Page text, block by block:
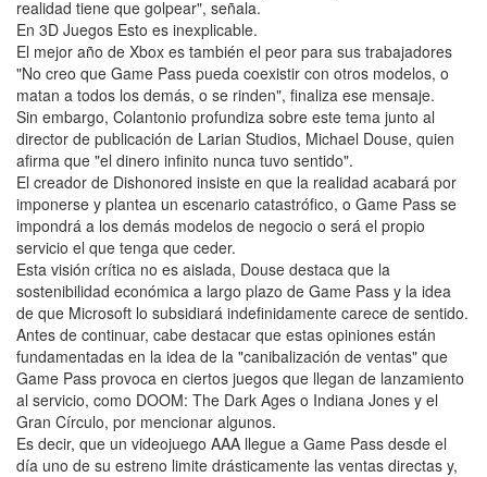
realidad tiene que golpear", señala.
En 3D Juegos Esto es inexplicable.
El mejor año de Xbox es también el peor para sus trabajadores
"No creo que Game Pass pueda coexistir con otros modelos, o
matan a todos los demás, o se rinden", finaliza ese mensaje.
Sin embargo, Colantonio profundiza sobre este tema junto al
director de publicación de Larian Studios, Michael Douse, quien
afirma que "el dinero infinito nunca tuvo sentido".
El creador de Dishonored insiste en que la realidad acabará por
imponerse y plantea un escenario catastrófico, o Game Pass se
impondrá a los demás modelos de negocio o será el propio
servicio el que tenga que ceder.
Esta visión crítica no es aislada, Douse destaca que la
sostenibilidad económica a largo plazo de Game Pass y la idea
de que Microsoft lo subsidiará indefinidamente carece de sentido.
Antes de continuar, cabe destacar que estas opiniones están
fundamentadas en la idea de la "canibalización de ventas" que
Game Pass provoca en ciertos juegos que llegan de lanzamiento
al servicio, como DOOM: The Dark Ages o Indiana Jones y el
Gran Círculo, por mencionar algunos.
Es decir, que un videojuego AAA llegue a Game Pass desde el
día uno de su estreno limite drásticamente las ventas directas y,